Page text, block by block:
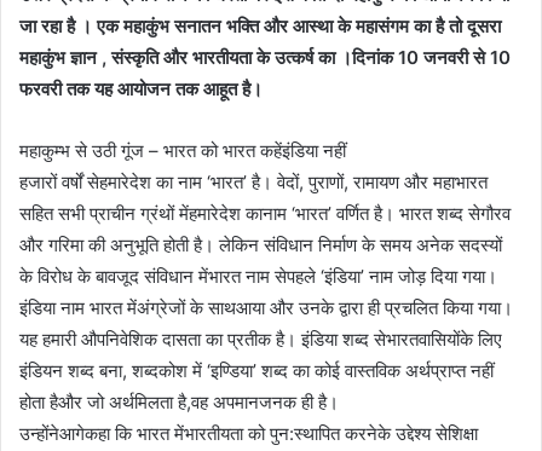
जा रहा है । एक महाकुंभ सनातन भक्ति और आस्था के महासंगम का है तो दूसरा
महाकुंभ ज्ञान , संस्कृति और भारतीयता के उत्कर्ष का ।दिनांक 10 जनवरी से 10
फरवरी तक यह आयोजन तक आहूत है।
महाकुम्भ से उठी गूंज – भारत को भारत कहेंइंडिया नहीं
हजारों वर्षों सेहमारेदेश का नाम ‘भारत’ है। वेदों, पुराणों, रामायण और महाभारत
सहित सभी प्राचीन ग्रंथों मेंहमारेदेश कानाम ‘भारत’ वर्णित है। भारत शब्द सेगौरव
और गरिमा की अनुभूति होती है। लेकिन संविधान निर्माण के समय अनेक सदस्यों
के विरोध के बावजूद संविधान मेंभारत नाम सेपहले ‘इंडिया’ नाम जोड़ दिया गया।
इंडिया नाम भारत मेंअंग्रेजों के साथआया और उनके द्वारा ही प्रचलित किया गया।
यह हमारी औपनिवेशिक दासता का प्रतीक है। इंडिया शब्द सेभारतवासियोंके लिए
इंडियन शब्द बना, शब्दकोश में ‘इण्डिया’ शब्द का कोई वास्तविक अर्थप्राप्त नहीं
होता हैऔर जो अर्थमिलता है,वह अपमानजनक ही है।
उन्होंनेआगेकहा कि भारत मेंभारतीयता को पुन:स्थापित करनेके उद्देश्य सेशिक्षा